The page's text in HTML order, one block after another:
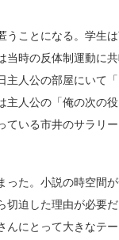
ことになる。学生
時の反体制運動に
人公の部屋にいて
人公の「俺の次の
いる市井のサラリ
た。小説の時空間
迫した理由が必要
にとって大きなテ